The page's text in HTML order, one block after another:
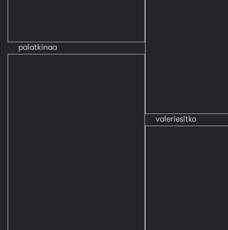
palatkinaa
valeriesitko